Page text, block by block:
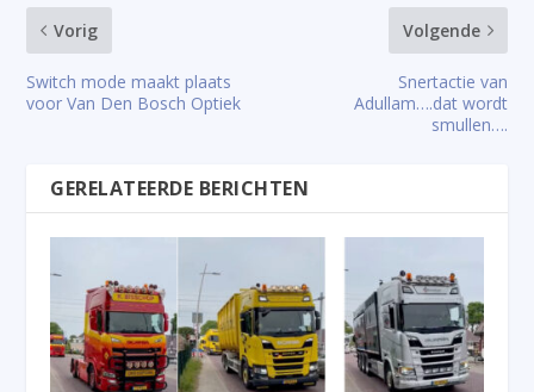
Vorig
Switch mode maakt plaats
voor Van Den Bosch Optiek
Volgende
Snertactie van
Adullam….dat wordt
smullen….
GERELATEERDE BERICHTEN